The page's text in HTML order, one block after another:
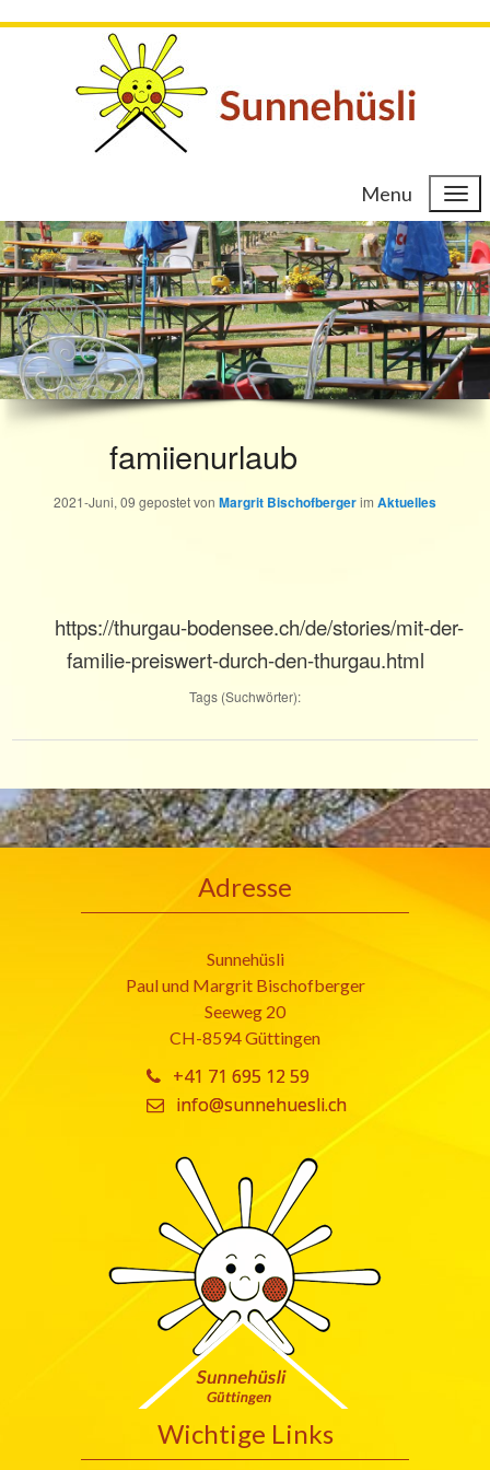
Menu
famiienurlaub
2021-Juni, 09 gepostet von Margrit Bischofbergerim Aktuelles
https://thurgau-bodensee.ch/de/stories/mit-der-
familie-preiswert-durch-den-thurgau.html
Tags (Suchwörter):
Adresse
Sunnehüsli
Paul und Margrit Bischofberger
Seeweg 20
CH-8594 Güttingen
+41 71 695 12 59
info@sunnehuesli.ch
Wichtige Links